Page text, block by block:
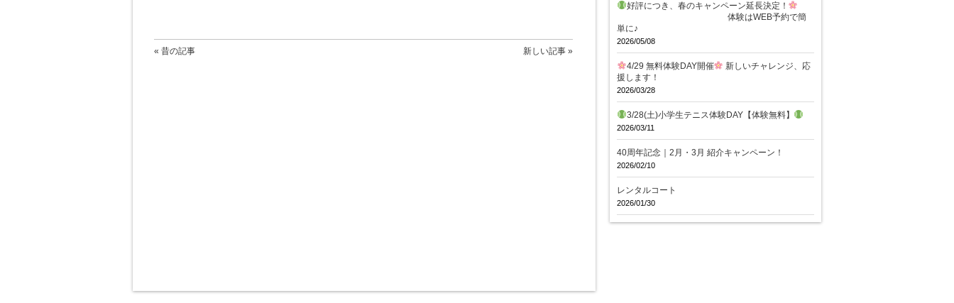
« 昔の記事 新しい記事 »
好評につき、春のキャンペーン延長決定！
体験はWEB予約で簡
単に♪
2026/05/08
4/29 無料体験DAY開催
新しいチャレンジ、応
援します！
2026/03/28
3/28(土)小学生テニス体験DAY【体験無料】
2026/03/11
40周年記念｜2月・3月 紹介キャンペーン！
2026/02/10
レンタルコート
2026/01/30